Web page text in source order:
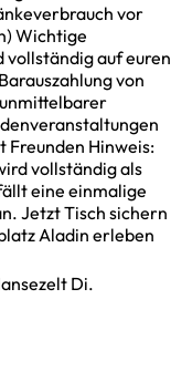
vor
Wichtige
auf euren
von
Freunden Hinweis:
vollständig als
eine einmalige
Jetzt Tisch sichern
Aladin erleben
Di.